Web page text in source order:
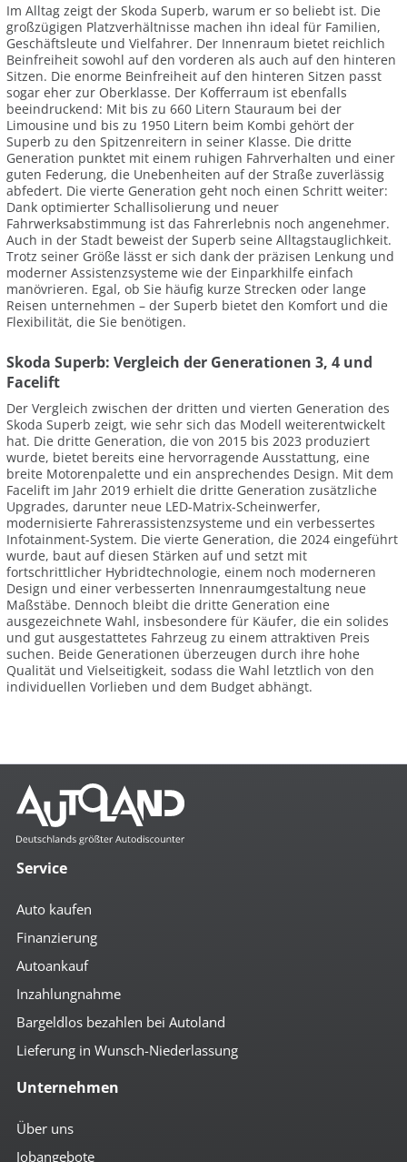
Im Alltag zeigt der Skoda Superb, warum er so beliebt ist. Die
großzügigen Platzverhältnisse machen ihn ideal für Familien,
Geschäftsleute und Vielfahrer. Der Innenraum bietet reichlich
Beinfreiheit sowohl auf den vorderen als auch auf den hinteren
Sitzen. Die enorme Beinfreiheit auf den hinteren Sitzen passt
sogar eher zur Oberklasse. Der Kofferraum ist ebenfalls
beeindruckend: Mit bis zu 660 Litern Stauraum bei der
Limousine und bis zu 1950 Litern beim Kombi gehört der
Superb zu den Spitzenreitern in seiner Klasse. Die dritte
Generation punktet mit einem ruhigen Fahrverhalten und einer
guten Federung, die Unebenheiten auf der Straße zuverlässig
abfedert. Die vierte Generation geht noch einen Schritt weiter:
Dank optimierter Schallisolierung und neuer
Fahrwerksabstimmung ist das Fahrerlebnis noch angenehmer.
Auch in der Stadt beweist der Superb seine Alltagstauglichkeit.
Trotz seiner Größe lässt er sich dank der präzisen Lenkung und
moderner Assistenzsysteme wie der Einparkhilfe einfach
manövrieren. Egal, ob Sie häufig kurze Strecken oder lange
Reisen unternehmen – der Superb bietet den Komfort und die
Flexibilität, die Sie benötigen.
Skoda Superb: Vergleich der Generationen 3, 4 und
Facelift
Der Vergleich zwischen der dritten und vierten Generation des
Skoda Superb zeigt, wie sehr sich das Modell weiterentwickelt
hat. Die dritte Generation, die von 2015 bis 2023 produziert
wurde, bietet bereits eine hervorragende Ausstattung, eine
breite Motorenpalette und ein ansprechendes Design. Mit dem
Facelift im Jahr 2019 erhielt die dritte Generation zusätzliche
Upgrades, darunter neue LED-Matrix-Scheinwerfer,
modernisierte Fahrerassistenzsysteme und ein verbessertes
Infotainment-System. Die vierte Generation, die 2024 eingeführt
wurde, baut auf diesen Stärken auf und setzt mit
fortschrittlicher Hybridtechnologie, einem noch moderneren
Design und einer verbesserten Innenraumgestaltung neue
Maßstäbe. Dennoch bleibt die dritte Generation eine
ausgezeichnete Wahl, insbesondere für Käufer, die ein solides
und gut ausgestattetes Fahrzeug zu einem attraktiven Preis
suchen. Beide Generationen überzeugen durch ihre hohe
Qualität und Vielseitigkeit, sodass die Wahl letztlich von den
individuellen Vorlieben und dem Budget abhängt.
Service
Auto kaufen
Finanzierung
Autoankauf
Inzahlungnahme
Bargeldlos bezahlen bei Autoland
Lieferung in Wunsch-Niederlassung
Unternehmen
Über uns
Jobangebote